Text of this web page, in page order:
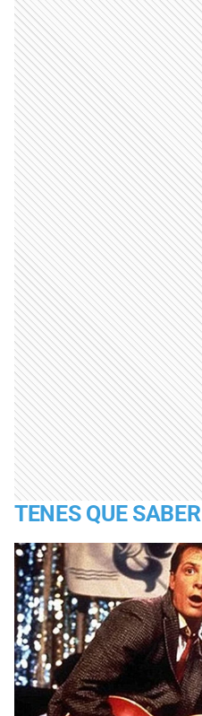
TENES QUE SABER